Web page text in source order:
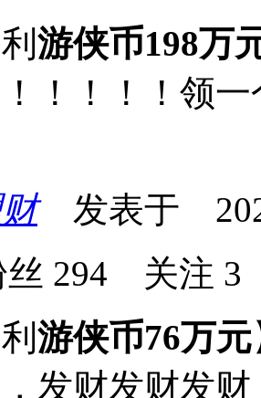
游侠币198万
！！！！领一
发表于
294 关注 3
游侠币76万元
发财发财发财